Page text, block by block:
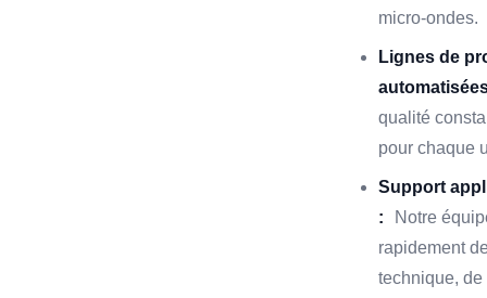
micro-ondes.
Lignes de
qualité
pour chaque
Support
:
Notre
rapidement
technique,